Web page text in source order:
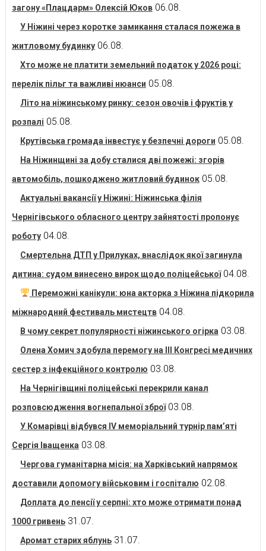
загону «Плацдарм» Олексій Юков 06.08.
У Ніжині через коротке замикання сталася пожежа в
житловому будинку 06.08.
Хто може не платити земельний податок у 2026 році:
перелік пільг та важливі нюанси 05.08.
Літо на ніжинському ринку: сезон овочів і фруктів у
розпалі 05.08.
Крутівська громада інвестує у безпечні дороги 05.08.
На Ніжинщині за добу сталися дві пожежі: згорів
автомобіль, пошкоджено житловий будинок 05.08.
Актуальні вакансії у Ніжині: Ніжинська філія
Чернігівського обласного центру зайнятості пропонує
роботу 04.08.
Смертельна ДТП у Прилуках, внаслідок якої загинула
дитина: судом винесено вирок щодо поліцейської 04.08.
Переможні канікули: юна акторка з Ніжина підкорила
міжнародний фестиваль мистецтв 04.08.
В чому секрет популярності ніжинського огірка 03.08.
Олена Хомич здобула перемогу на ІІІ Конгресі медичних
сестер з інфекційного контролю 03.08.
На Чернігівщині поліцейські перекрили канал
розповсюдження вогнепальної зброї 03.08.
У Комарівці відбувся IV меморіальний турнір пам’яті
Сергія Іващенка 03.08.
Чергова гуманітарна місія: на Харківський напрямок
доставили допомогу військовим і госпіталю 02.08.
Доплата до пенсії у серпні: хто може отримати понад
1000 гривень 31.07.
Аромат старих яблунь 31.07.